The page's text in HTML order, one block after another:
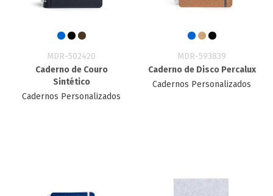
MDR-502420
Caderno de Couro
Sintético
Cadernos Personalizados
MDR-593839
Caderno de Disco Percalux
Cadernos Personalizados